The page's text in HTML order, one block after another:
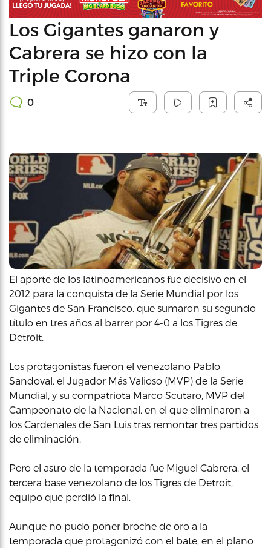
Los Gigantes ganaron y
Cabrera se hizo con la
Triple Corona
0
El aporte de los latinoamericanos fue decisivo en el
2012 para la conquista de la Serie Mundial por los
Gigantes de San Francisco, que sumaron su segundo
título en tres años al barrer por 4-0 a los Tigres de
Detroit.
Los protagonistas fueron el venezolano Pablo
Sandoval, el Jugador Más Valioso (MVP) de la Serie
Mundial, y su compatriota Marco Scutaro, MVP del
Campeonato de la Nacional, en el que eliminaron a
los Cardenales de San Luis tras remontar tres partidos
de eliminación.
Pero el astro de la temporada fue Miguel Cabrera, el
tercera base venezolano de los Tigres de Detroit,
equipo que perdió la final.
Aunque no pudo poner broche de oro a la
temporada que protagonizó con el bate, en el plano